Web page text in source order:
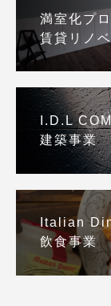
満室化プ
賃貸リノ
I.D.L
建築事業
Italian
飲食事業